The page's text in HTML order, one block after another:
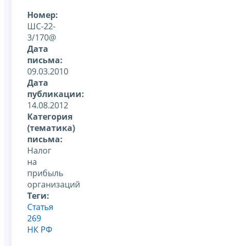
Номер:
ШС-22-
3/170@
Дата
письма:
09.03.2010
Дата
публикации:
14.08.2012
Категория
(тематика)
письма:
Налог
на
прибыль
организаций
Теги:
Статья
269
НК РФ